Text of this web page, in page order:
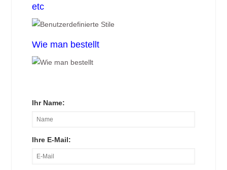
etc
Wie man bestellt
Ihr Name:
Ihre E-Mail: